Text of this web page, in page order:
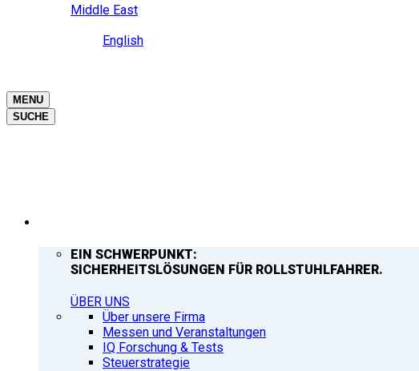
Middle East
English
MENU
SUCHE
EIN SCHWERPUNKT:
SICHERHEITSLÖSUNGEN FÜR ROLLSTUHLFAHRER.
ÜBER UNS
Über unsere Firma
Messen und Veranstaltungen
IQ Forschung & Tests
Steuerstrategie